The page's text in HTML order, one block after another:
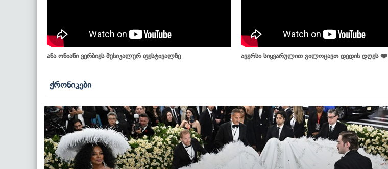
ანა ონიანი ვერბიეს მუსიკალურ ფესტივალზე ავერსი სიყვარულით გილოცავთ დედის დღეს ❤️
ქრონიკები